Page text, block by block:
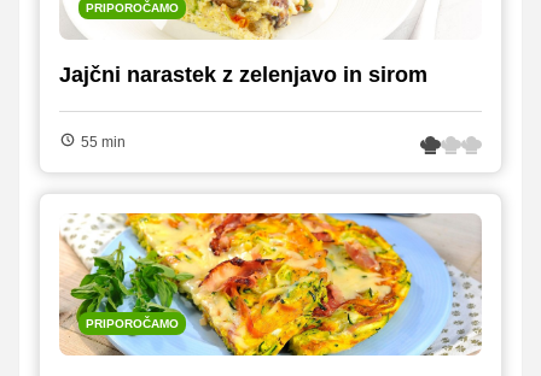
PRIPOROČAMO
Jajčni narastek z zelenjavo in sirom
55 min
PRIPOROČAMO